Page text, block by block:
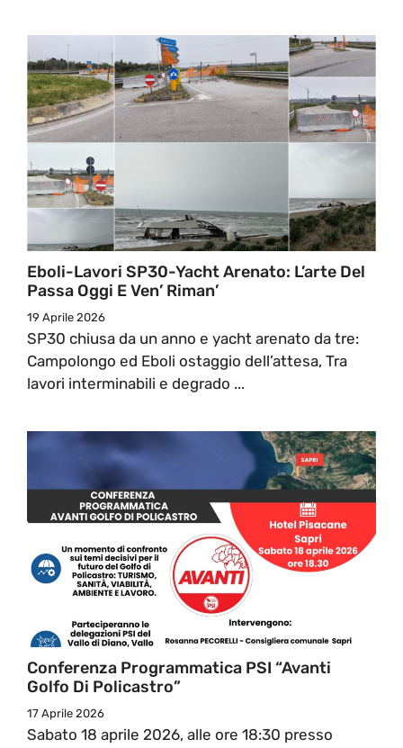
Eboli-Lavori SP30-Yacht Arenato: L’arte Del
Passa Oggi E Ven’ Riman’
19 Aprile 2026
SP30 chiusa da un anno e yacht arenato da tre:
Campolongo ed Eboli ostaggio dell’attesa, Tra
lavori interminabili e degrado ...
Conferenza Programmatica PSI “Avanti
Golfo Di Policastro”
17 Aprile 2026
Sabato 18 aprile 2026, alle ore 18:30 presso